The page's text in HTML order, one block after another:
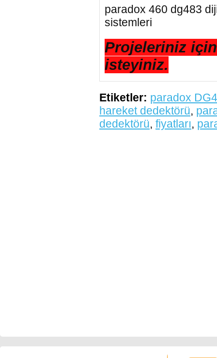
paradox 460 dg483
sistemleri
Projeleriniz
isteyiniz.
Etiketler: paradox
hareket dedektörü,
dedektörü, fiyatları,